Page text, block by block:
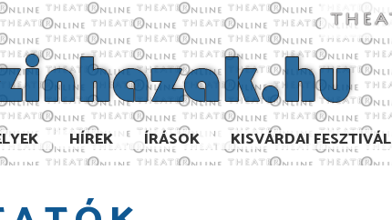
HÍREK ÍRÁSOK KISVÁRDAI FESZTIVÁL